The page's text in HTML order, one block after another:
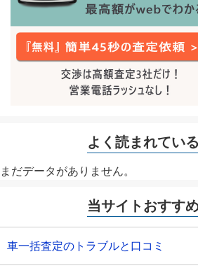
よく読まれてい
まだデータがありません。
当サイトおすす
車一括査定のトラブルと口コミ